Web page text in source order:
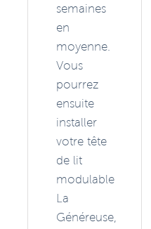
semaines
en
moyenne.
Vous
pourrez
ensuite
installer
votre tête
de lit
modulable
La
Généreuse,